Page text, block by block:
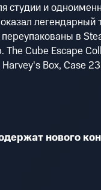
студии и
легендарный
в
Cube Escape
Box, Case
нового